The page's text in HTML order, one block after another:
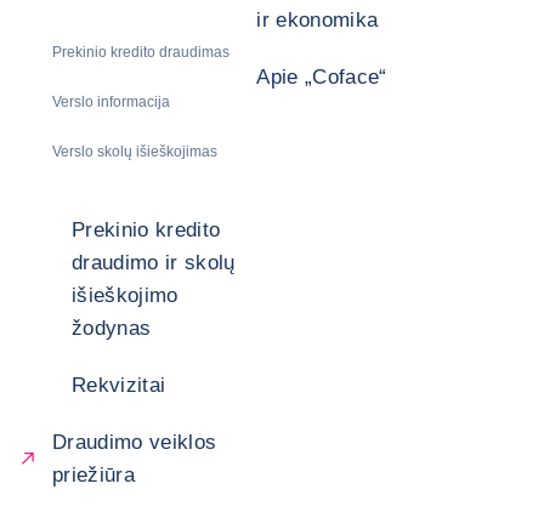
Prekinio kredito draudimas
Verslo informacija
Verslo skolų išieškojimas
ir ekonomika
Apie „Coface“
Prekinio kredito
draudimo ir skolų
išieškojimo
žodynas
Rekvizitai
Draudimo veiklos
priežiūra